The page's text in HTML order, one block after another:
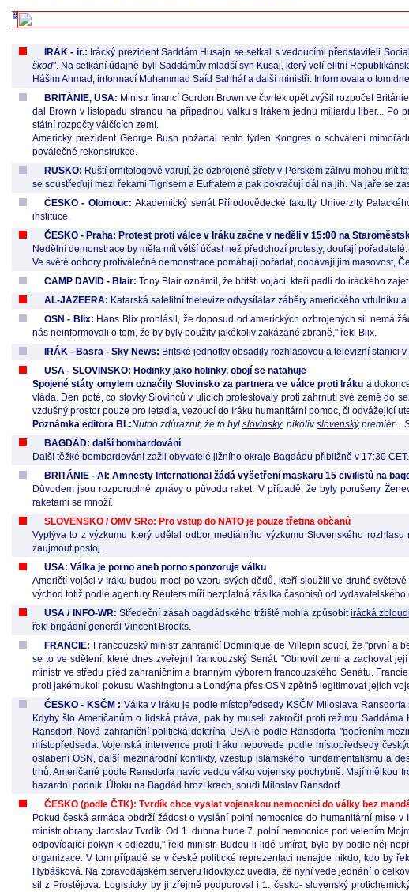
IRÁK - ir.: Irácký prezident Saddám Husajn se setkal s vedoucími představiteli
škod". Na setkání údajně byli Saddámův mladší syn Kusaj, který velí elitní
Hášim Ahmad, informací Muhammad Saíd Sahháf a další ministři. Informovala o tom
BRITÁNIE, USA: Ministr financí Gordon Brown ve čtvrtek opět zvýšil rozpočet
dal Brown v listopadu stranou na případnou válku s Irákem jednu miliardu liber... Po
státní rozpočty válčících zemí.
Americký prezident George Bush požádal tento týden Kongres o schválení
poválečné rekonstrukce.
RUSKO: Ruští ornitologové varují, že ozbrojené střety v Perském zálivu mohou mít
se soustřeďují mezi řekami Tigrisem a Eufratem a pak pokračují dál na jih. Na jaře se
ČESKO - Olomouc:Akademický senát Přírodovědecké fakulty Univerzity
instituce.
ČESKO - Praha: Protest proti válce v Iráku začne v neděli v 15:00 na
Nedělní demonstrace by měla mít větší účast než předchozí protesty, doufají
Ve světě odbory protiválečné demonstrace pomáhají pořádat, dodávají jim masovost,
CAMP DAVID - Blair: Tony Blair oznámil, že britští vojáci, kteří padli do iráckého
AL-JAZEERA: Katarská satelitní trlelevize odvysílalaz záběry amerického vrtulníku
OSN - Blix: Hans Blix prohlásil, že doposud od amerických ozbrojených sil nemá
nás neinformovali o tom, že by byly použity jakékoliv zakázané zbraně," řekl Blix.
IRÁK - Basra - Sky News: Britské jednotky obsadily rozhlasovou a televizní stanici v
USA - SLOVINSKO: Hodinky jako holinky, obojí se natahuje
Spojené státy omylem označily Slovinsko za partnera ve válce proti Iráku a
vláda. Den poté, co stovky Slovinců v ulicích protestovaly proti zahrnutí své země do
vzdušný prostor pouze pro letadla, vezoucí do Iráku humanitární pomoc, či odvážející
Poznámka editora BL:Nutno zdůraznit, že to byl slovinský, nikolivslovenskýpremiér...
BAGDÁD: další bombardování
Další těžké bombardování zažil obyvatelé jižního okraje Bagdádu přibližně v 17:30
BRITÁNIE - AI: Amnesty International žádá vyšetření maskaru 15 civilistů na
Důvodem jsou rozporuplné zprávy o původu raket. V případě, že byly porušeny
raketami se množí.
SLOVENSKO / OMV SRo: Pro vstup do NATO je pouze třetina občanů
Vyplýva to z výzkumu který udělal odbor mediálního výzkumu Slovenského
zaujmout postoj.
USA: Válka je porno aneb porno sponzoruje válku
Američtí vojáci v Iráku budou moci po vzoru svých dědů, kteří sloužili ve druhé
východ totiž podle agentury Reuters míří bezplatná zásilka časopisů od
USA / INFO-WR:Středeční zásah bagdádského tržiště mohla způsobitirácká
řekl brigádní generál Vincent Brooks.
FRANCIE: Francouzský ministr zahraničí Dominique de Villepin soudí, že "první a
se to ve sdělení, které dnes zveřejnil francouzský Senát. "Obnovit zemi a zachovat
ministr ve středu před zahraničním a branným výborem francouzského Senátu.
proti jakémukoli pokusu Washingtonu a Londýna přes OSN zpětně legitimovat jejich
ČESKO - KSČM : Válka v Iráku je podle místopředsedy KSČM Miloslava
Kdyby šlo Američanům o lidská práva, pak by museli zakročit proti režimu
Ransdorf. Nová zahraniční politická doktrína USA je podle Ransdorfa "popřením
místopředseda. Vojenská intervence proti Iráku nepovede podle místopředsedy
oslabení OSN, další mezinárodní konflikty, vzestup islámského fundamentalismu a
trhů. Američané podle Ransdorfa navíc vedou válku vojensky pochybně. Mají mělkou
hazardní podnik. Útoku na Bagdád hrozí krach, soudí Miloslav Ransdorf.
ČESKO (podle ČTK): Tvrdík chce vyslat vojenskou nemocnici do války bez
Pokud česká armáda obdrží žádost o vyslání polní nemocnice do humanitární mise
ministr obrany Jaroslav Tvrdík. Od 1. dubna bude 7. polní nemocnice pod velením
odpovídající pokyn k odjezdu," řekl ministr. Budou-li lidé umírat, bylo by podle něj
organizace. V tom případě se v české politické reprezentaci nenajde nikdo, kdo by
Hybášková. Na zpravodajském serveru lidovky.cz uvedla, že nyní vede jednání o
sil z Prostějova. Logisticky by ji zřejmě podporoval i 1. česko- slovenský